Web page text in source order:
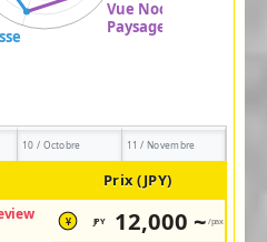
10 / Octobre 11 / Novembre
Prix (JPY)
¥ JPY 12,000 ~ /pax